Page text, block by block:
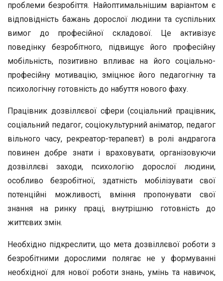
проблеми безробіття. Найоптимальнішим варіантом є
відповідність бажань дорослої людини та суспільних
вимог до професійної складової. Це активізує
поведінку безробітного, підвищує його професійну
мобільність, позитивно впливає на його соціально-
професійну мотивацію, зміцнює його педагогічну та
психологічну готовність до набуття нового фаху.
Працівник дозвіллєвої сфери (соціальний працівник,
соціальний педагог, соціокультурний аніматор, педагог
вільного часу, рекреатор-терапевт) в ролі андрагога
повинен добре знати і враховувати, організовуючи
дозвіллєві заходи, психологію дорослої людини,
особливо безробітної, здатність мобілізувати свої
потенційні можливості, вміння пропонувати свої
знання на ринку праці, внутрішню готовність до
життєвих змін.
Необхідно підкреслити, що мета дозвіллєвої роботи з
безробітними дорослими полягає не у формуванні
необхідної для нової роботи знань, умінь та навичок,